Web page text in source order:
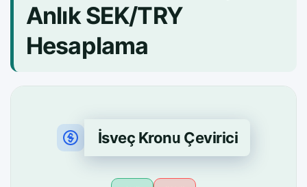
Anlık SEK/TRY
Hesaplama
İsveç Kronu Çevirici